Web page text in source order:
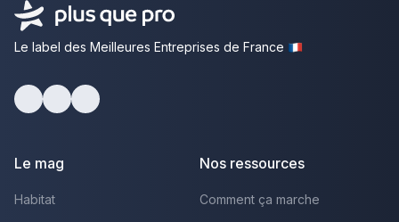
Le label des Meilleures Entreprises de France
Le mag
Habitat
Nos ressources
Comment ça marche